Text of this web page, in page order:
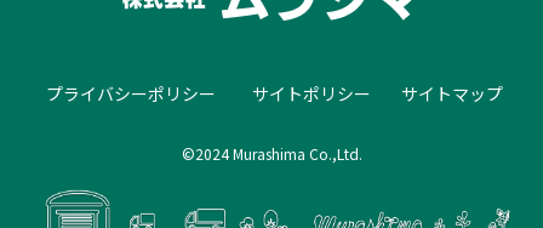
プライバシーポリシー サイトポリシー サイトマップ
©2024 Murashima Co.,Ltd.